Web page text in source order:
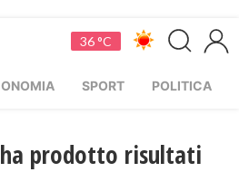
36 °C
SPORT POLITICA
ha prodotto risultati